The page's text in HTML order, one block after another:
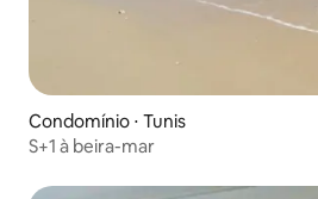
Condomínio ⋅ Tunis
S+1 à beira-mar